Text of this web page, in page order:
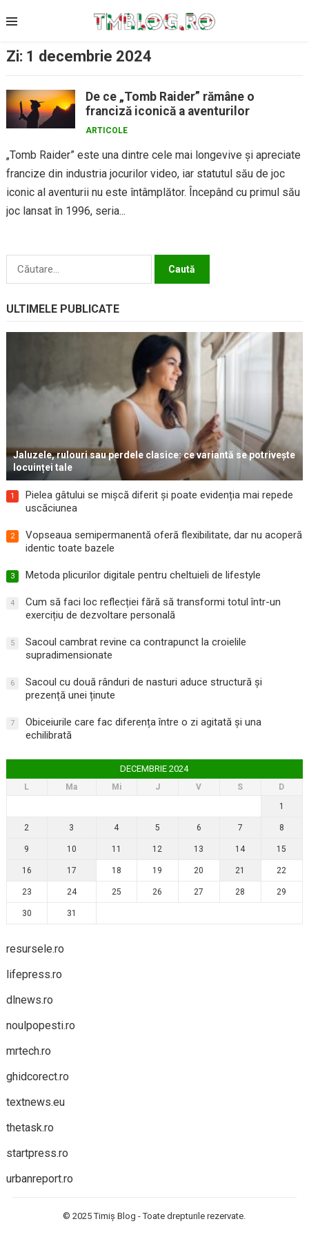
to
Zi: 1 decembrie 2024
De ce „Tomb Raider” rămâne o
franciză iconică a aventurilor
ARTICOLE
„Tomb Raider” este una dintre cele mai longevive și apreciate
francize din industria jocurilor video, iar statutul său de joc
iconic al aventurii nu este întâmplător. Începând cu primul său
joc lansat în 1996, seria...
Caută
ULTIMELE PUBLICATE
Jaluzele, rulouri sau perdele clasice: ce variantă se potrivește
locuinței tale
1
Pielea gâtului se mișcă diferit și poate evidenția mai repede
uscăciunea
2
Vopseaua semipermanentă oferă flexibilitate, dar nu acoperă
identic toate bazele
3 Metoda plicurilor digitale pentru cheltuieli de lifestyle
4
Cum să faci loc reflecției fără să transformi totul într-un
exercițiu de dezvoltare personală
5
Sacoul cambrat revine ca contrapunct la croielile
supradimensionate
6
Sacoul cu două rânduri de nasturi aduce structură și
prezență unei ținute
7
Obiceiurile care fac diferența între o zi agitată și una
echilibrată
DECEMBRIE 2024
L Ma Mi J V S
D
1
2 3 4 5 6 7 8
9 10 11 12 13 14 15
16 17 18 19 20 21 22
23 24 25 26 27 28 29
30 31
resursele.ro
lifepress.ro
dlnews.ro
noulpopesti.ro
mrtech.ro
ghidcorect.ro
textnews.eu
thetask.ro
startpress.ro
urbanreport.ro
© 2025Timiș Blog - Toate drepturile rezervate.